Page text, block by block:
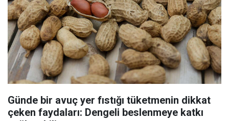
Günde bir avuç yer fıstığı tüketmenin dikkat
çeken faydaları: Dengeli beslenmeye katkı